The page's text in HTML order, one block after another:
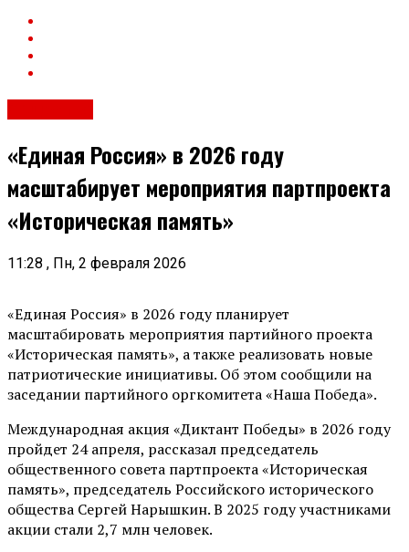
«Единая Россия» в 2026 году
масштабирует мероприятия партпроекта
«Историческая память»
11:28 , Пн, 2 февраля 2026
«Единая Россия» в 2026 году планирует
масштабировать мероприятия партийного проекта
«Историческая память», а также реализовать новые
патриотические инициативы. Об этом сообщили на
заседании партийного оргкомитета «Наша Победа».
Международная акция «Диктант Победы» в 2026 году
пройдет 24 апреля, рассказал председатель
общественного совета партпроекта «Историческая
память», председатель Российского исторического
общества Сергей Нарышкин. В 2025 году участниками
акции стали 2,7 млн человек.